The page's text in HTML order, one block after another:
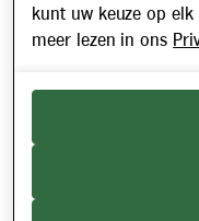
kunt uw keuze op
meer lezen in ons